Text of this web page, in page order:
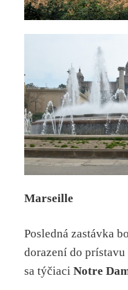
Marseille
Posledná zastávka
dorazení do
sa týčiaciNotre